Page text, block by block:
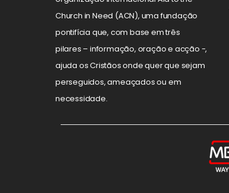
Church in Need (ACN), uma fundação
pontifícia que, com base em três
pilares – informação, oração e acção -,
ajuda os Cristãos onde quer que sejam
perseguidos, ameaçados ou em
necessidade.